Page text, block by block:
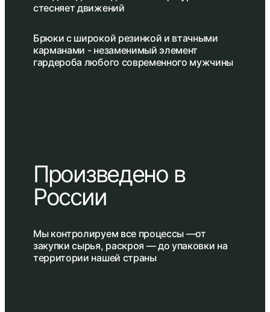
стесняет движений
Брюки с широкой резинкой и втачными
карманами - незаменимый элемент
гардероба любого современного мужчины
Произведено в
России
Мы контролируем все процессы —от
закупки сырья, раскроя — до упаковки на
территории нашей страны